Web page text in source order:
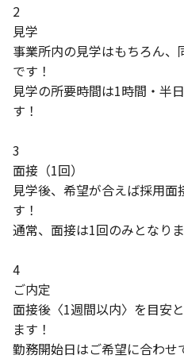
2
見学
事業所内の見学はもちろん
です！
見学の所要時間は1時間・半
す！
3
面接（1回）
見学後、希望が合えば採用面
す！
通常、面接は1回のみとなりま
4
ご内定
面接後〈1週間以内〉を目安
ます！
勤務開始日はご希望に合わせ